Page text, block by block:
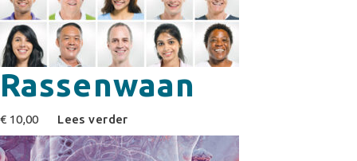
Rassenwaan
€ 10,00 Lees verder